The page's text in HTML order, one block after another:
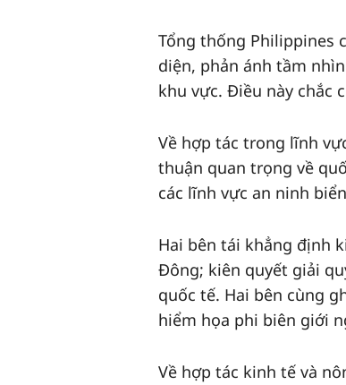
Tổng thống Philippines
diện, phản ánh tầm
khu vực. Điều này chắc
Về hợp tác trong lĩnh
thuận quan trọng về
các lĩnh vực an ninh
Hai bên tái khẳng định
Đông; kiên quyết giải
quốc tế. Hai bên cùng
hiểm họa phi biên giới
Về hợp tác kinh tế và